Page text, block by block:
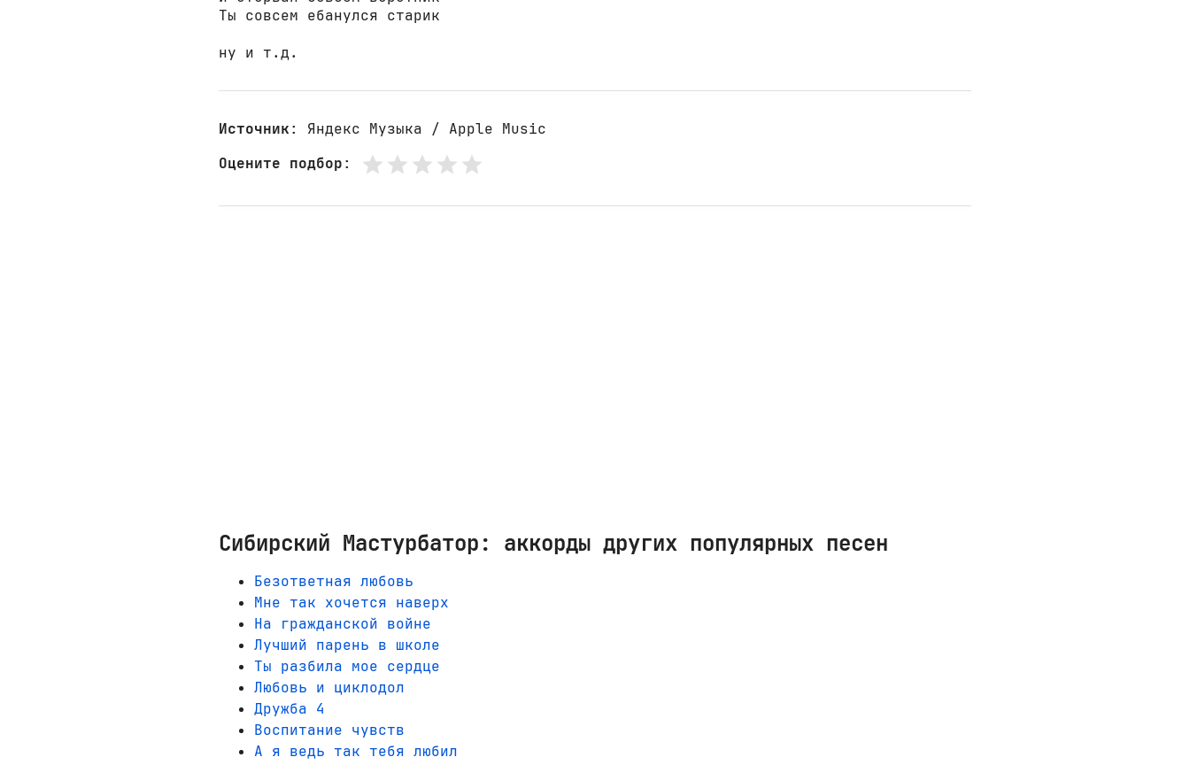
Ты совсем ебанулся старик
ну и т.д.
Источник: Яндекс Музыка / Apple Music
Оцените подбор:
Сибирский Мастурбатор: аккорды других популярных песен
Безответная любовь
Мне так хочется наверх
На гражданской войне
Лучший парень в школе
Ты разбила мое сердце
Любовь и циклодол
Дружба 4
Воспитание чувств
А я ведь так тебя любил